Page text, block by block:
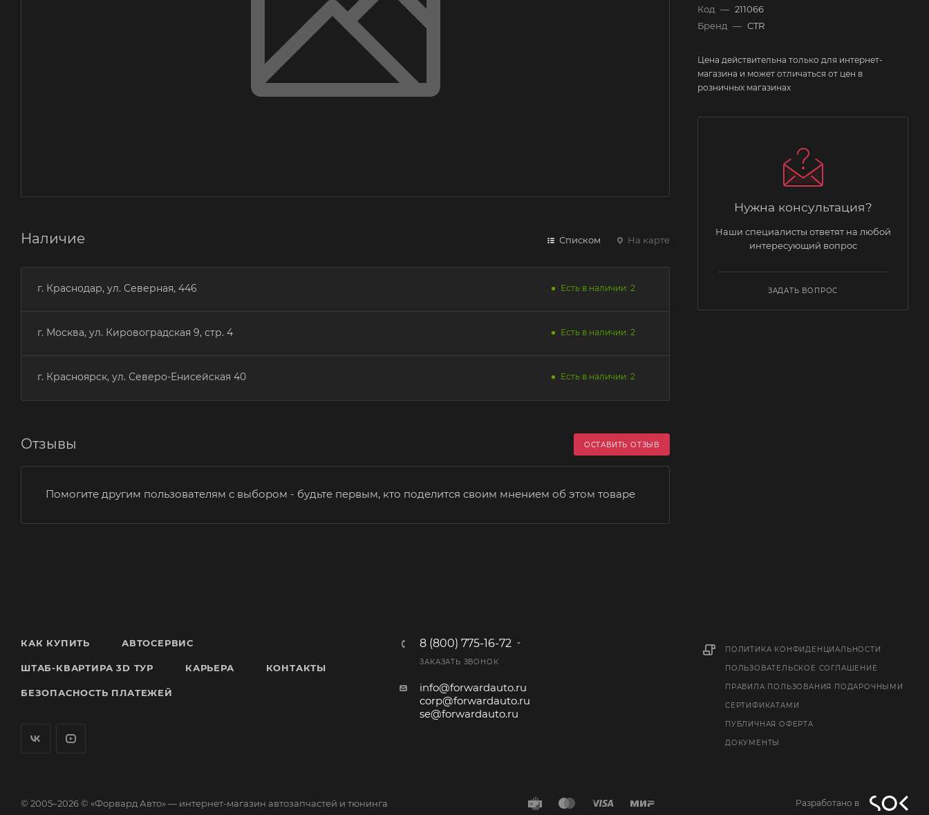
Наличие Списком На карте
г. Краснодар, ул. Северная, 446 Есть в наличии: 2
г. Москва, ул. Кировоградская 9, стр. 4 Есть в наличии: 2
г. Красноярск, ул. Северо-Енисейская 40 Есть в наличии: 2
Отзывы ОСТАВИТЬ ОТЗЫВ
Помогите другим пользователям с выбором - будьте первым, кто поделится своим мнением об этом товаре
Код — 211066
Бренд — CTR
Цена действительна только для интернет-
магазина и может отличаться от цен в
розничных магазинах
Нужна консультация?
Наши специалисты ответят на любой
интересующий вопрос
ЗАДАТЬ ВОПРОС
КАК КУПИТЬ АВТОСЕРВИС
ШТАБ-КВАРТИРА 3D ТУР КАРЬЕРА КОНТАКТЫ
БЕЗОПАСНОСТЬ ПЛАТЕЖЕЙ
8 (800) 775-16-72
ЗАКАЗАТЬ ЗВОНОК
info@forwardauto.ru
corp@forwardauto.ru
se@forwardauto.ru
ПОЛИТИКА КОНФИДЕНЦИАЛЬНОСТИ
ПОЛЬЗОВАТЕЛЬСКОЕ СОГЛАШЕНИЕ
ПРАВИЛА ПОЛЬЗОВАНИЯ ПОДАРОЧНЫМИ
СЕРТИФИКАТАМИ
ПУБЛИЧНАЯ ОФЕРТА
ДОКУМЕНТЫ
© 2005–2026 © «Форвард Авто» — интернет-магазин автозапчастей и тюнинга Разработано в